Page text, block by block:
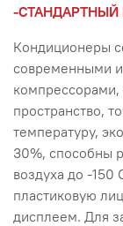
-
Кондиционеры
современными
пространство,
температуру,
30%, способны
воздуха до -150
пластиковую
дисплеем. Для